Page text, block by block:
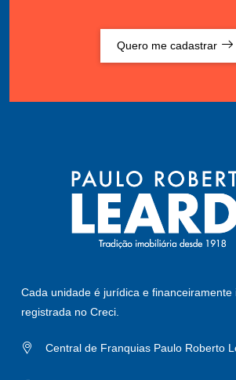
Quero me cadastrar
Cada unidade é jurídica e financeiramente
registrada no Creci.
Central de Franquias Paulo Roberto